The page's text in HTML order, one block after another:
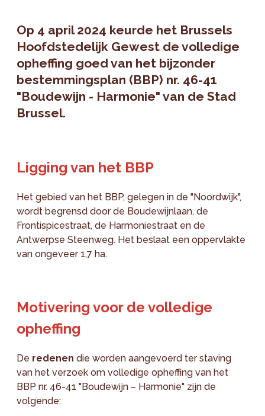
Op 4 april 2024 keurde het Brussels
Hoofdstedelijk Gewest de volledige
opheffing goed van het bijzonder
bestemmingsplan (BBP) nr. 46-41
"Boudewijn - Harmonie" van de Stad
Brussel.
Ligging van het BBP
Het gebied van het BBP, gelegen in de "Noordwijk",
wordt begrensd door de Boudewijnlaan, de
Frontispicestraat, de Harmoniestraat en de
Antwerpse Steenweg. Het beslaat een oppervlakte
van ongeveer 1,7 ha.
Motivering voor de volledige
opheffing
De redenen die worden aangevoerd ter staving
van het verzoek om volledige opheffing van het
BBP nr. 46-41 "Boudewijn – Harmonie" zijn de
volgende: